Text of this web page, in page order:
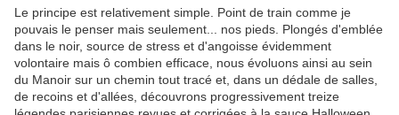
Le principe est relativement simple. Point de train comme je
pouvais le penser mais seulement... nos pieds. Plongés d'emblée
dans le noir, source de stress et d'angoisse évidemment
volontaire mais ô combien efficace, nous évoluons ainsi au sein
du Manoir sur un chemin tout tracé et, dans un dédale de salles,
de recoins et d'allées, découvrons progressivement treize